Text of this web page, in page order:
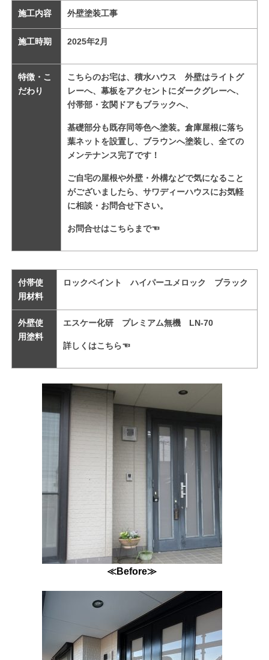
施工内容 外壁塗装工事
施工時期 2025年2 月
特徴・こ
だわり
こちらのお宅は、積水ハウス 外壁はライトグ
レーへ、幕板をアクセントにダークグレーへ、
付帯部・ 玄関ドアもブラックへ、
基礎部分も既存同等色へ塗装。倉庫屋根に落ち
葉ネットを設置し、ブラウンへ塗装し、 全ての
メンテナンス完了です！
ご自宅の屋根や外壁・外構などで気になること
がございましたら、サワディーハウスにお気軽
に相談・お問合せ下さい。
お問合せはこちらまで☜
付帯使
用材料
ロックペイント ハイパーユメロック ブラック
外壁使
用塗料
エスケー化研 プレミアム無機 LN-70
詳しくはこちら☜
≪Before≫